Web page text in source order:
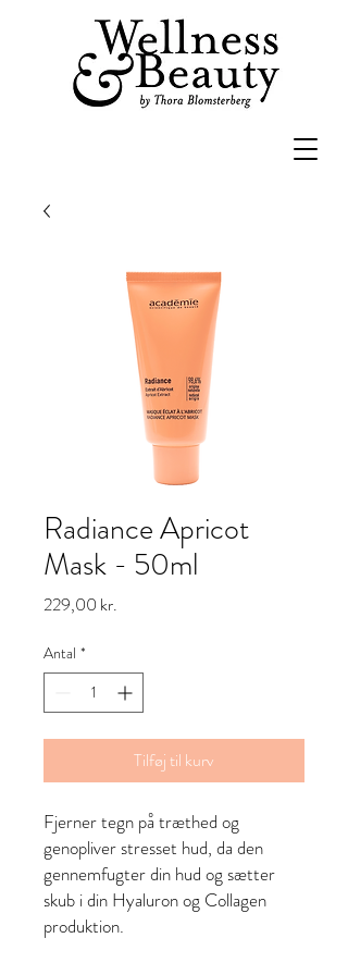
Radiance Apricot
Mask - 50ml
229,00 kr.
Antal *
Tilføj til kurv
Fjerner tegn på træthed og
genopliver stresset hud, da den
gennemfugter din hud og sætter
skub i din Hyaluron og Collagen
produktion.